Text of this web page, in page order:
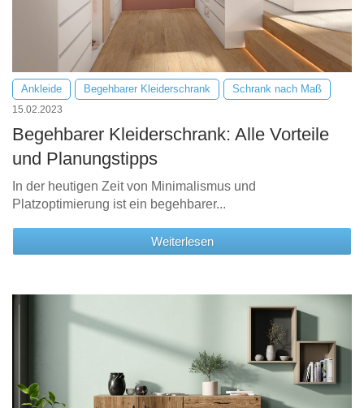
Ankleide Begehbarer Kleiderschrank Schrank nach Maß
15.02.2023
Begehbarer Kleiderschrank: Alle Vorteile
und Planungstipps
In der heutigen Zeit von Minimalismus und
Platzoptimierung ist ein begehbarer...
Weiterlesen